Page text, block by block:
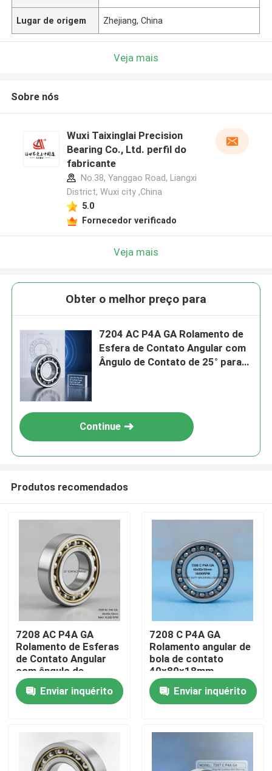
Casa
Sobre nós
Lugar de origem Zhejiang, China
Veja mais
Sobre nós
Wuxi Taixinglai Precision
Bearing Co., Ltd. perfil do
fabricante
No.38, Yanggao Road, Liangxi
District, Wuxi city ,China
5.0
Fornecedor verificado
Veja mais
Obter o melhor preço para
7204 AC P4A GA Rolamento de
Esfera de Contato Angular com
Ângulo de Contato de 25° para
Continue
Produtos recomendados
7208 AC P4A GA
Rolamento de Esferas
de Contato Angular
com ângulo de
contato de 25°
40x80x18mm para
16000 RPM CNC
Enviar inquérito
7208 C P4A GA
Rolamento angular de
bola de contato
40x80x18mm
18000RPM para
centro de usinagem
pesado
Enviar inquérito